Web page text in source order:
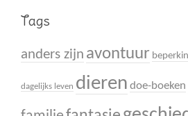
Tags
anders zijn avontuur
dagelijks leven dieren doe-boeken